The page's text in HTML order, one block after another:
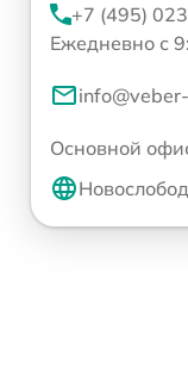
+7 (495)
Ежедневно с
Основной